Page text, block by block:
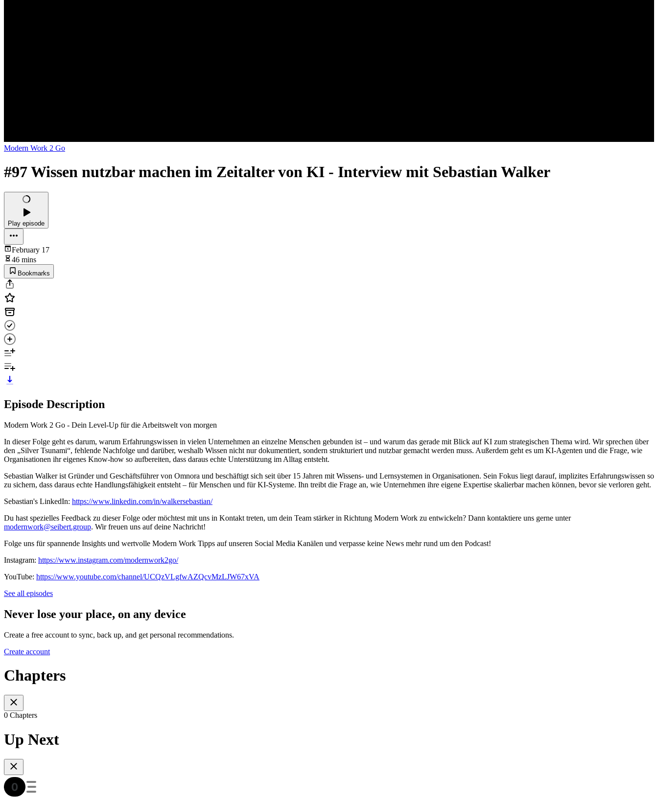
Modern Work 2 Go
#97 Wissen nutzbar machen im Zeitalter von KI - Interview mit Sebastian Walker
Play episode
February 17
46 mins
Bookmarks
Episode Description
Modern Work 2 Go - Dein Level-Up für die Arbeitswelt von morgen
In dieser Folge geht es darum, warum Erfahrungswissen in vielen Unternehmen an einzelne Menschen gebunden ist – und warum das gerade mit Blick auf KI zum strategischen Thema wird. Wir sprechen über
den „Silver Tsunami“, fehlende Nachfolge und darüber, weshalb Wissen nicht nur dokumentiert, sondern strukturiert und nutzbar gemacht werden muss. Außerdem geht es um KI-Agenten und die Frage, wie
Organisationen ihr eigenes Know-how so aufbereiten, dass daraus echte Unterstützung im Alltag entsteht.
Sebastian Walker ist Gründer und Geschäftsführer von Omnora und beschäftigt sich seit über 15 Jahren mit Wissens- und Lernsystemen in Organisationen. Sein Fokus liegt darauf, implizites Erfahrungswissen so
zu sichern, dass daraus echte Handlungsfähigkeit entsteht – für Menschen und für KI-Systeme. Ihn treibt die Frage an, wie Unternehmen ihre eigene Expertise skalierbar machen können, bevor sie verloren geht.
Sebastian's LinkedIn: https://www.linkedin.com/in/walkersebastian/
Du hast spezielles Feedback zu dieser Folge oder möchtest mit uns in Kontakt treten, um dein Team stärker in Richtung Modern Work zu entwickeln? Dann kontaktiere uns gerne unter
modernwork@seibert.group. Wir freuen uns auf deine Nachricht!
Folge uns für spannende Insights und wertvolle Modern Work Tipps auf unseren Social Media Kanälen und verpasse keine News mehr rund um den Podcast!
Instagram: https://www.instagram.com/modernwork2go/
YouTube: https://www.youtube.com/channel/UCQzVLgfwAZQcvMzLJW67xVA
See all episodes
Never lose your place, on any device
Create a free account to sync, back up, and get personal recommendations.
Create account
Chapters
0 Chapters
Up Next